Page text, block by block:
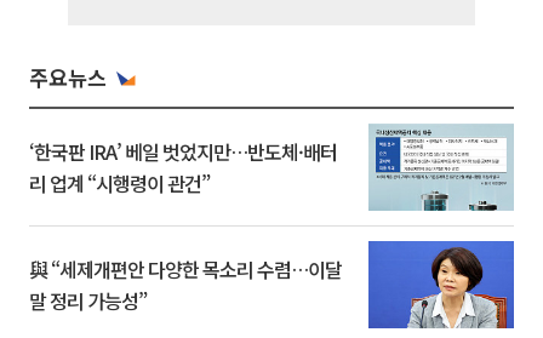
주요뉴스
‘한국판 IRA’ 베일 벗었지만…반도체·배터
리 업계 “시행령이 관건”
與 “세제개편안 다양한 목소리 수렴…이달
말 정리 가능성”